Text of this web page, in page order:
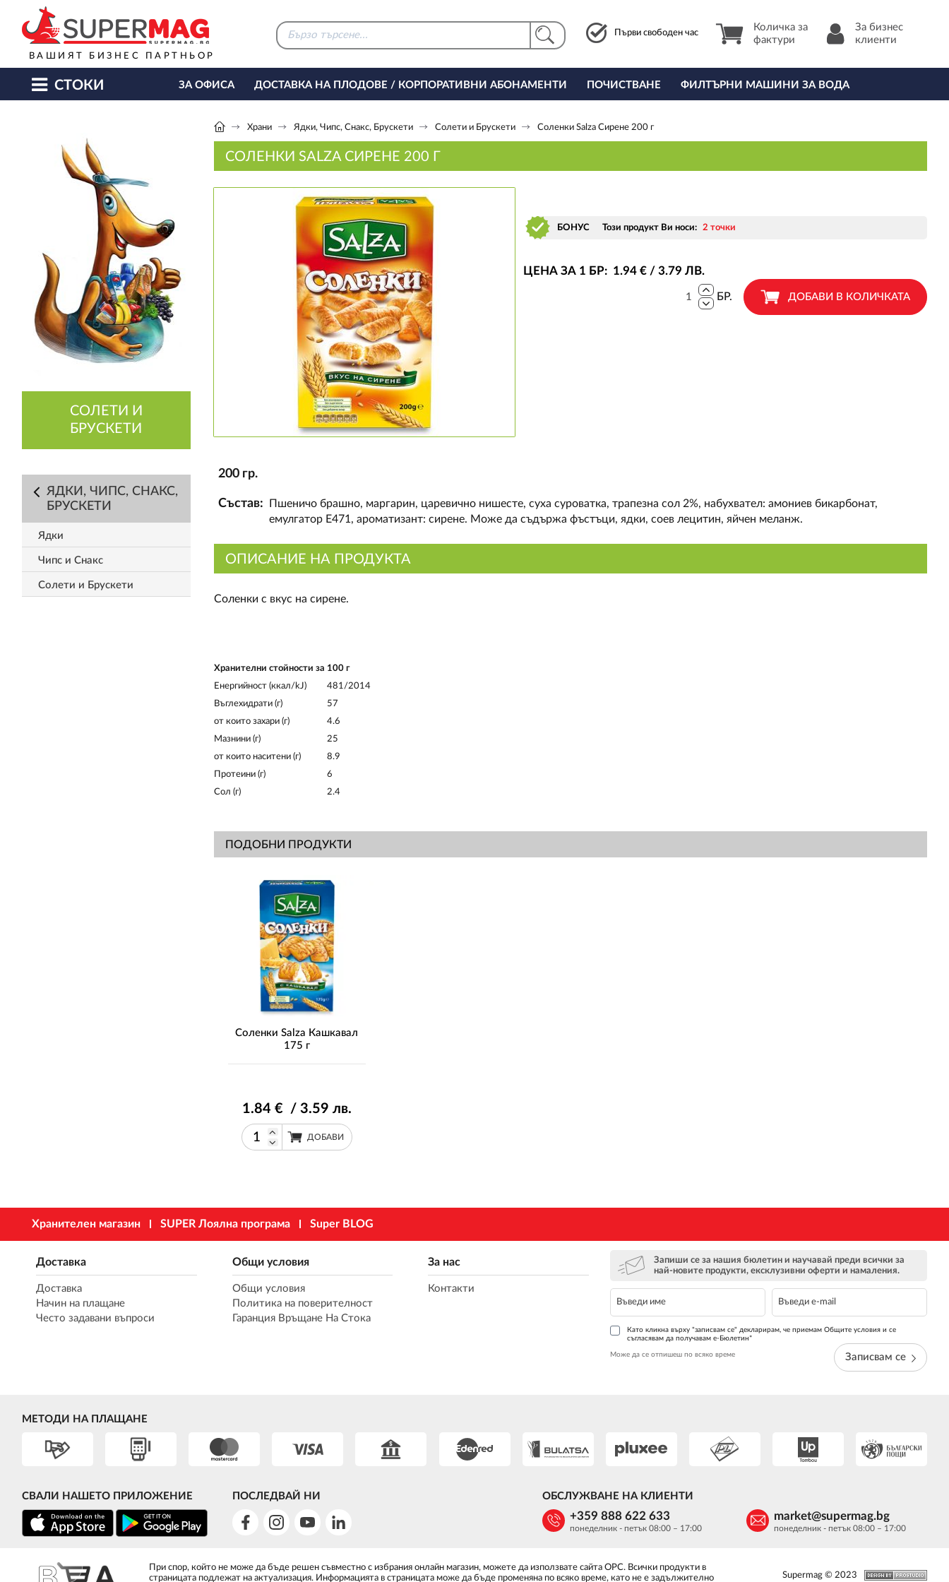
ВАШИЯТ БИЗНЕС ПАРТНЬОР
Първи свободен час
Количка за
фактури
За бизнес
клиенти
СТОКИ ЗА ОФИСА ДОСТАВКА НА ПЛОДОВЕ / КОРПОРАТИВНИ АБОНАМЕНТИ ПОЧИСТВАНЕ ФИЛТЪРНИ МАШИНИ ЗА ВОДА
СОЛЕТИ И
БРУСКЕТИ
ЯДКИ, ЧИПС, СНАКС,
БРУСКЕТИ
Ядки
Чипс и Снакс
Солети и Брускети
Храни Ядки, Чипс, Снакс, Брускети Солети и Брускети Соленки Salza Сирене 200 г
СОЛЕНКИ SALZA СИРЕНЕ 200 Г
БОНУС Този продукт Ви носи: 2 точки
ЦЕНА ЗА 1 БР: 1.94€ / 3.79 ЛВ.
БР. ДОБАВИ В КОЛИЧКАТА
200 гр.
Състав:
Пшеничо брашно, маргарин, царевично нишесте, суха суроватка, трапезна сол 2%, набухвател: амониев бикарбонат,
емулгатор Е471, ароматизант: сирене. Може да съдържа фъстъци, ядки, соев лецитин, яйчен меланж.
ОПИСАНИЕ НА ПРОДУКТА
Соленки с вкус на сирене.
Хрaнителни стойности за 100 г
Енергийност (ккал/kJ)
481/2014
Въглехидрати (г)
57
от които захари (г)
4.6
Мазнини (г)
25
от които наситени (г)
8.9
Протеини (г)
6
Сол (г)
2.4
ПОДОБНИ ПРОДУКТИ
Соленки Salza Кашкавал
175 г
1.84 € / 3.59 лв.
ДОБАВИ
Хранителен магазин SUPER Лоялна програма Super BLOG
Доставка
Доставка
Начин на плащане
Често задавани въпроси
Общи условия
Общи условия
Политика на поверителност
Гаранция Връщане На Стока
За нас
Контакти
Запиши се за нашия бюлетин и научавай преди всички за
най-новите продукти, ексклузивни оферти и намаления.
Като кликна върху "записвам се" декларирам, че приемам Общите условия и се
съгласявам да получавам е-Бюлетин*
Може да се отпишеш по всяко време Записвам се
МЕТОДИ НА ПЛАЩАНЕ
СВАЛИ НАШЕТО ПРИЛОЖЕНИЕ ПОСЛЕДВАЙ НИ ОБСЛУЖВАНЕ НА КЛИЕНТИ
+359 888 622 633
понеделник - петък 08:00 – 17:00
market@supermag.bg
понеделник - петък 08:00 – 17:00
При спор, който не може да бъде решен съвместно с избрания онлайн магазин, можете да използвате сайта ОРС. Всички продукти в
страницата подлежат на актуализация. Информацията в страницата може да бъде променяна по всяко време, като не е задължително
Supermag © 2023